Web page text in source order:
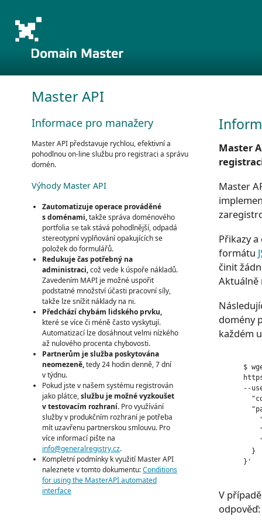
Master API
Informace pro manažery
Master API představuje rychlou, efektivní a
pohodlnou on-line službu pro registraci a správu
domén.
Výhody Master API
Zautomatizuje operace prováděné
s doménami,takže správa doménového
portfolia se tak stává pohodlnější, odpadá
stereotypní vyplňování opakujících se
položek do formulářů.
Redukuje čas potřebný na
administraci,což vede k úspoře nákladů.
Zavedením MAPI je možné uspořit
podstatné množství účasti pracovní síly,
takže lze snížit náklady na ni.
Předchází chybám lidského prvku,
které se více či méně často vyskytují.
Automatizací lze dosáhnout velmi nízkého
až nulového procenta chybovosti.
Partnerům je služba poskytována
neomezeně,tedy 24 hodin denně, 7 dní
v týdnu.
Pokud jste v našem systému registrován
jako plátce,službu je možné vyzkoušet
v testovacím rozhraní. Pro využívání
služby v produkčním rozhraní je potřeba
mít uzavřenu partnerskou smlouvu. Pro
více informací pište na
info@generalregistry.cz.
Kompletní podmínky k využití Master API
naleznete v tomto dokumentu:Conditions
for using the MasterAPI automated
interface
Master
Master
Přikazy
formátu
činit
Aktuálně
domény
každém
$
--
        }
      }'
V
odpověď: